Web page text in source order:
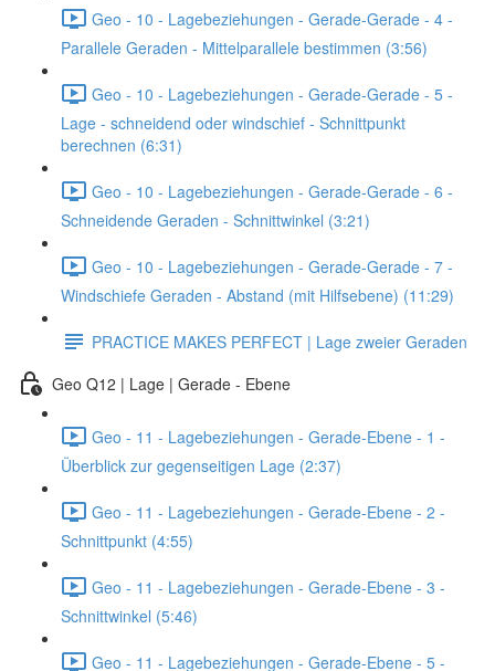
Geo - 10 - Lagebeziehungen - Gerade-Gerade - 4 -
Parallele Geraden - Mittelparallele bestimmen (3:56)
Geo - 10 - Lagebeziehungen - Gerade-Gerade - 5 -
Lage - schneidend oder windschief - Schnittpunkt
berechnen (6:31)
Geo - 10 - Lagebeziehungen - Gerade-Gerade - 6 -
Schneidende Geraden - Schnittwinkel (3:21)
Geo - 10 - Lagebeziehungen - Gerade-Gerade - 7 -
Windschiefe Geraden - Abstand (mit Hilfsebene) (11:29)
PRACTICE MAKES PERFECT | Lage zweier Geraden
Geo Q12 | Lage | Gerade - Ebene
Geo - 11 - Lagebeziehungen - Gerade-Ebene - 1 -
Überblick zur gegenseitigen Lage (2:37)
Geo - 11 - Lagebeziehungen - Gerade-Ebene - 2 -
Schnittpunkt (4:55)
Geo - 11 - Lagebeziehungen - Gerade-Ebene - 3 -
Schnittwinkel (5:46)
Geo - 11 - Lagebeziehungen - Gerade-Ebene - 5 -